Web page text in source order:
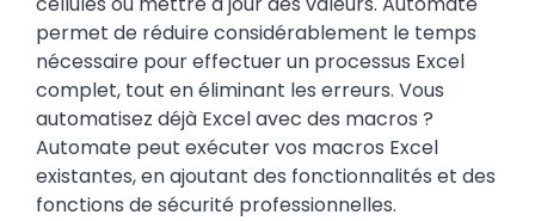
permet de réduire considérablement le temps
nécessaire pour effectuer un processus Excel
complet, tout en éliminant les erreurs. Vous
automatisez déjà Excel avec des macros ?
Automate peut exécuter vos macros Excel
existantes, en ajoutant des fonctionnalités et des
fonctions de sécurité professionnelles.